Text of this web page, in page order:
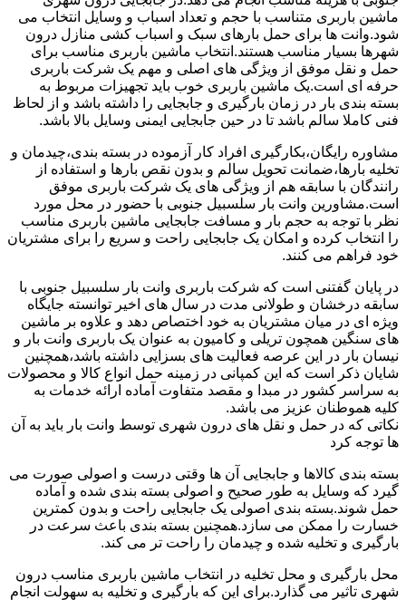
ماشین باربری متناسب با حجم و تعداد اسباب و وسایل انتخاب می
شود.وانت ها برای حمل بارهای سبک و اسباب کشی منازل درون
شهرها بسیار مناسب هستند.انتخاب ماشین باربری مناسب برای
حمل و نقل موفق از ویژگی های اصلی و مهم یک شرکت باربری
حرفه ای است.یک ماشین باربری خوب باید تجهیزات مربوط به
بسته بندی بار در زمان بارگیری و جابجایی را داشته باشد و از لحاظ
فنی کاملا سالم باشد تا در حین جابجایی ایمنی وسایل بالا باشد.
مشاوره رایگان،بکارگیری افراد کار آزموده در بسته بندی،چیدمان و
تخلیه بارها،ضمانت تحویل سالم و بدون نقص بارها و استفاده از
رانندگان با سابقه هم از ویژگی های یک شرکت باربری موفق
است.مشاورین وانت بار سلسبیل جنوبی با حضور در محل مورد
نظر با توجه به حجم بار و مسافت جابجایی ماشین باربری مناسب
را انتخاب کرده و امکان یک جابجایی راحت و سریع را برای مشتریان
خود فراهم می کنند.
در پایان گفتنی است که شرکت باربری وانت بار سلسبیل جنوبی با
سابقه درخشان و طولانی مدت در سال های اخیر توانسته جایگاه
ویژه ای در میان مشتریان به خود اختصاص دهد و علاوه بر ماشین
های سنگین همچون تریلی و کامیون به عنوان یک باربری وانت بار و
نیسان بار در این عرصه فعالیت های بسزایی داشته باشد،همچنین
شایان ذکر است که این کمپانی در زمینه حمل انواع کالا و محصولات
به سراسر کشور در مبدا و مقصد متفاوت آماده ارائه خدمات به
کلیه هموطنان عزیز می باشد.
نکاتی که در حمل و نقل های درون شهری توسط وانت بار باید به آن
ها توجه کرد
بسته بندی کالاها و جابجایی آن ها وقتی درست و اصولی صورت می
گیرد که وسایل به طور صحیح و اصولی بسته بندی شده و آماده
حمل شوند.بسته بندی اصولی یک جابجایی راحت و بدون کمترین
خسارت را ممکن می سازد.همچنین بسته بندی باعث سرعت در
بارگیری و تخلیه شده و چیدمان را راحت تر می کند.
محل بارگیری و محل تخلیه در انتخاب ماشین باربری مناسب درون
شهری تاثیر می گذارد.برای این که بارگیری و تخلیه به سهولت انجام